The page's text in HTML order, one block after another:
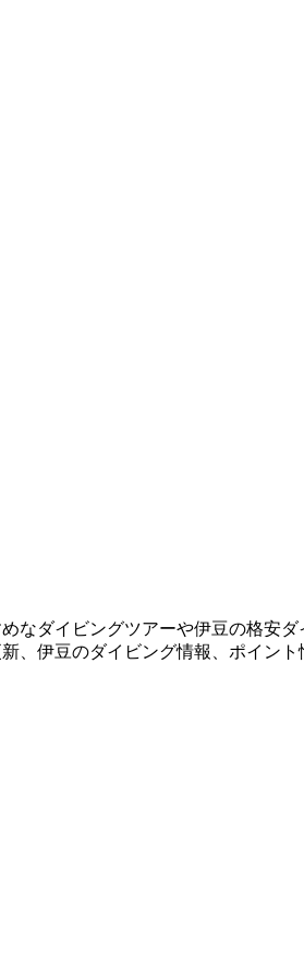
なダイビングツアーや伊豆の格安
、伊豆のダイビング情報、ポイント